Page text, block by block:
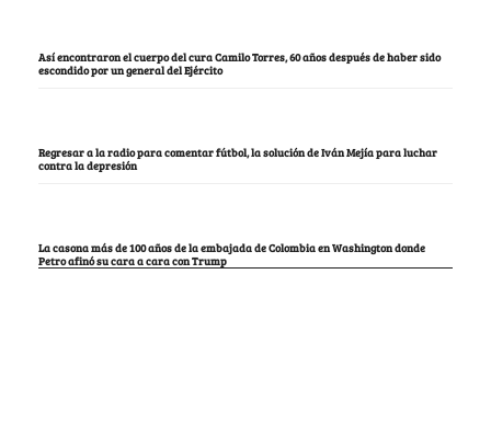
Así encontraron el cuerpo del cura Camilo Torres, 60 años después de haber sido
escondido por un general del Ejército
Regresar a la radio para comentar fútbol, la solución de Iván Mejía para luchar
contra la depresión
La casona más de 100 años de la embajada de Colombia en Washington donde
Petro afinó su cara a cara con Trump